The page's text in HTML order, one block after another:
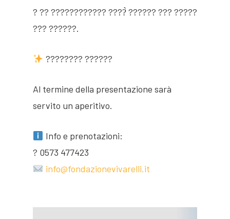
? ?? ???????????? ????̀ ?????? ??? ?????
??? ??????.
???????? ??????
Al termine della presentazione sarà
servito un aperitivo.
Info e prenotazioni:
? 0573 477423
info@fondazionevivarelli.it